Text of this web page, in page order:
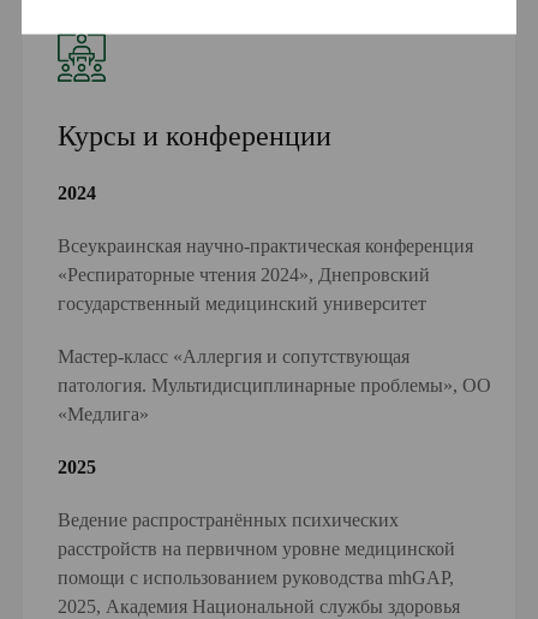
Курсы и конференции
2024
Всеукраинская научно-практическая конференция
«Респираторные чтения 2024», Днепровский
государственный медицинский университет
Мастер-класс «Аллергия и сопутствующая
патология. Мультидисциплинарные проблемы», ОО
«Медлига»
2025
Ведение распространённых психических
расстройств на первичном уровне медицинской
помощи с использованием руководства mhGAP,
2025, Академия Национальной службы здоровья